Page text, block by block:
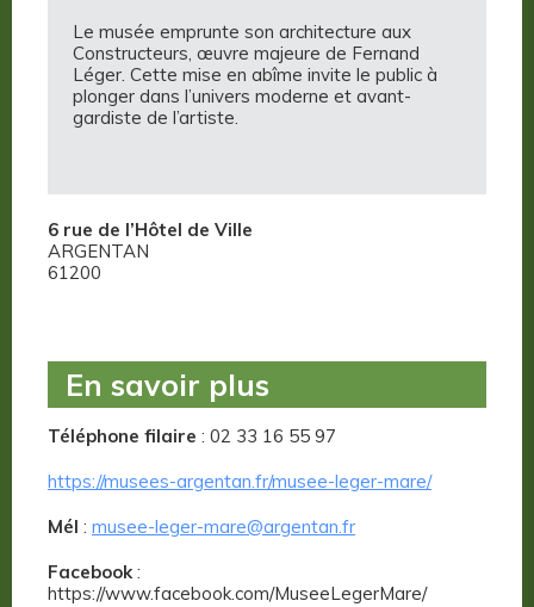
Le musée emprunte son architecture aux
Constructeurs, œuvre majeure de Fernand
Léger. Cette mise en abîme invite le public à
plonger dans l’univers moderne et avant-
gardiste de l’artiste.
6 rue de l’Hôtel de Ville
ARGENTAN
61200
En savoir plus
Téléphone filaire : 02 33 16 55 97
https://musees-argentan.fr/musee-leger-mare/
Mél : musee-leger-mare@argentan.fr
Facebook:
https://www.facebook.com/MuseeLegerMare/